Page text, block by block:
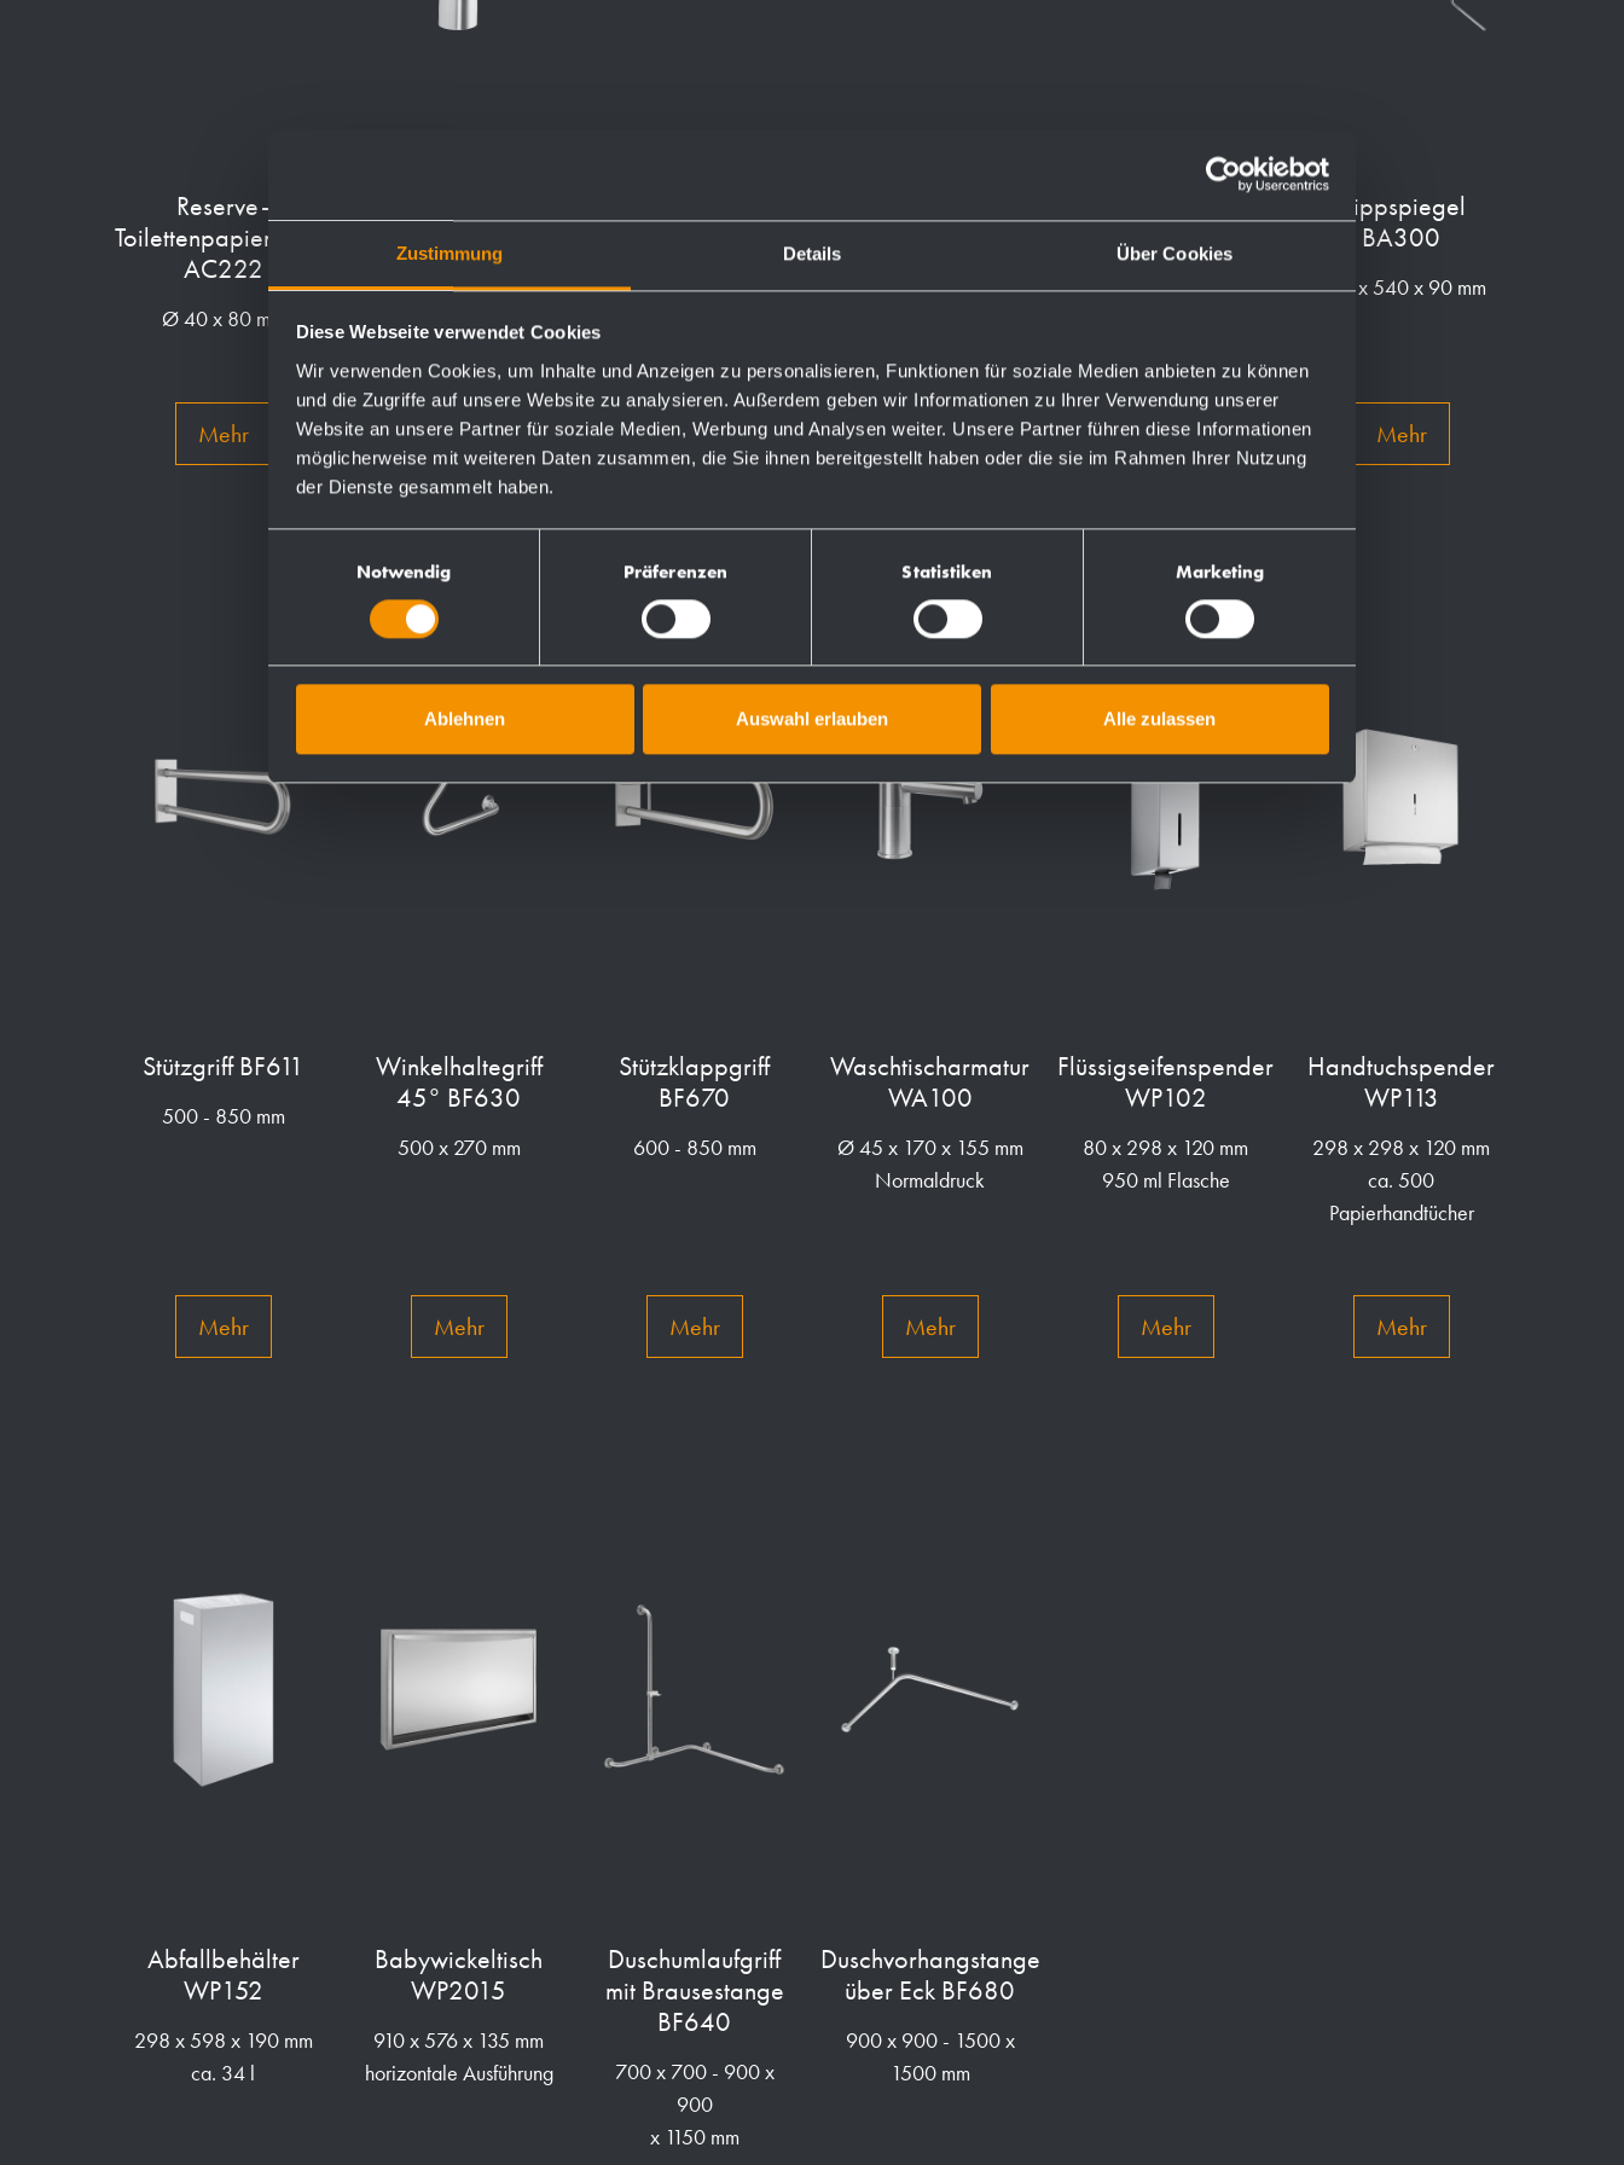
Zustimmung Details Über Cookies
Diese Webseite verwendet Cookies
Wir verwenden Cookies, um Inhalte und Anzeigen zu personalisieren, Funktionen für soziale Medien anbieten zu können
und die Zugriffe auf unsere Website zu analysieren. Außerdem geben wir Informationen zu Ihrer Verwendung unserer
Website an unsere Partner für soziale Medien, Werbung und Analysen weiter. Unsere Partner führen diese Informationen
möglicherweise mit weiteren Daten zusammen, die Sie ihnen bereitgestellt haben oder die sie im Rahmen Ihrer Nutzung
der Dienste gesammelt haben.
Notwendig Präferenzen Statistiken Marketing
Ablehnen Auswahl erlauben Alle zulassen
Reserve-
Toilettenpapierhalter
AC222
Ø 40 x 80 mm
Mehr
97 x 391 x 129 mm
Mehr
140 x 60 mm
Mehr
543 x 180 x 140 mm
Mehr
gerade BA270
265 x 87 x 123 mm
Mehr
Kippspiegel
BA300
600 x 540 x 90 mm
Mehr
Stützgriff BF611
500 - 850 mm
Mehr
Winkelhaltegriff
45° BF630
500 x 270 mm
Mehr
Stützklappgriff
BF670
600 - 850 mm
Mehr
Waschtischarmatur
WA100
Ø 45 x 170 x 155 mm
Normaldruck
Mehr
Flüssigseifenspender
WP102
80 x 298 x 120 mm
950 ml Flasche
Mehr
Handtuchspender
WP113
298 x 298 x 120 mm
ca. 500
Papierhandtücher
Mehr
Abfallbehälter
WP152
298 x 598 x 190 mm
ca. 34 l
Babywickeltisch
WP2015
910 x 576 x 135 mm
horizontale Ausführung
Duschumlaufgriff
mit Brausestange
BF640
700 x 700 - 900 x
900
x 1150 mm
Duschvorhangstange
über Eck BF680
900 x 900 - 1500 x
1500 mm